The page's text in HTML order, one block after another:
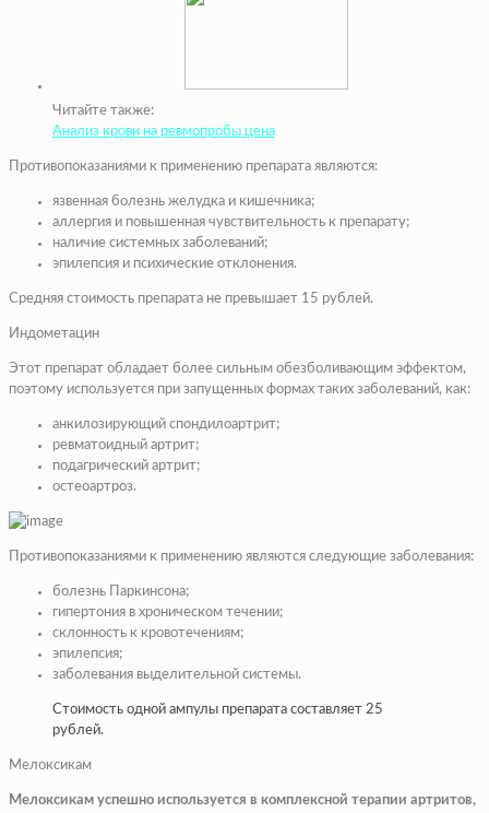
Читайте также:
Анализ крови на ревмопробы цена
Противопоказаниями к применению препарата являются:
язвенная болезнь желудка и кишечника;
аллергия и повышенная чувствительность к препарату;
наличие системных заболеваний;
эпилепсия и психические отклонения.
Средняя стоимость препарата не превышает 15 рублей.
Индометацин
Этот препарат обладает более сильным обезболивающим эффектом,
поэтому используется при запущенных формах таких заболеваний, как:
анкилозирующий спондилоартрит;
ревматоидный артрит;
подагрический артрит;
остеоартроз.
Противопоказаниями к применению являются следующие заболевания:
болезнь Паркинсона;
гипертония в хроническом течении;
склонность к кровотечениям;
эпилепсия;
заболевания выделительной системы.
Стоимость одной ампулы препарата составляет 25
рублей.
Мелоксикам
Мелоксикам успешно используется в комплексной терапии артритов,